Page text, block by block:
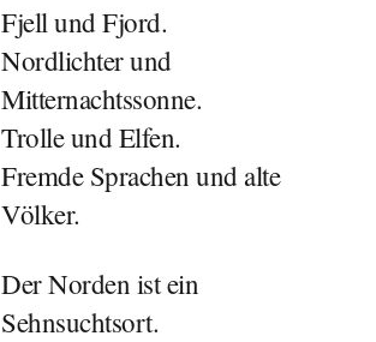
Fjell und Fjord.
Nordlichter und
Mitternachtssonne.
Trolle und Elfen.
Fremde Sprachen und alte
Völker.
Der Norden ist ein
Sehnsuchtsort.